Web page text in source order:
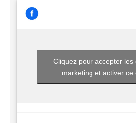
Cliquez pour accepter les
marketing et activer ce